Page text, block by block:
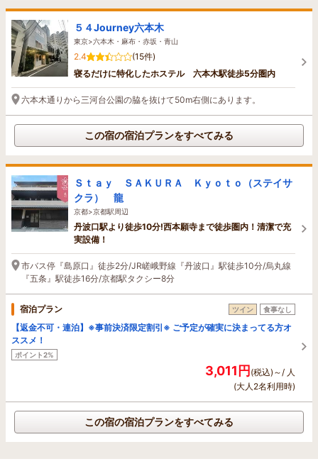
５４Journey六本木
東京>六本木・麻布・赤坂・青山
2.4
(15件)
寝るだけに特化したホステル 六本木駅徒歩5分圏内
六本木通りから三河台公園の脇を抜けて50m右側にあります。
この宿の宿泊プランをすべてみる
Ｓｔａｙ ＳＡＫＵＲＡ Ｋｙｏｔｏ（ステイサ
クラ） 龍
京都>京都駅周辺
丹波口駅より徒歩10分!西本願寺まで徒歩圏内！清潔で充
実設備！
市バス停『島原口』徒歩2分/JR嵯峨野線『丹波口』駅徒歩10分/烏丸線
『五条』駅徒歩16分/京都駅タクシー8分
宿泊プラン ツイン 食事なし
【返金不可・連泊】※事前決済限定割引※ ご予定が確実に決まってる方オ
ススメ！
ポイント2%
3,011円(税込)～/ 人
(大人2名利用時)
この宿の宿泊プランをすべてみる